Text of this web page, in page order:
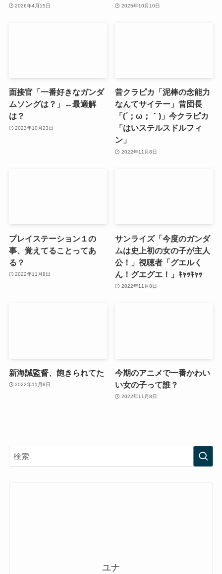
2026年4月15日 2025年10月10日
面接官「一番好きなガンダ
ムソングは？」←最適解
は？
2023年10月23日
昔クラピカ「泥棒の念能力
なんてサイテー」昔団長
「(´；ω；｀)」今クラピカ
「はいステルスドルフィ
ン」
2022年11月8日
プレイステーション１の
事、覚えてることってあ
る？
2022年11月8日
サンライズ「今度のガンダ
ムは史上初の女の子が主人
公！」視聴者「グエルく
ん！グエグエ！」ｷｬｯｷｬｯ
2022年11月8日
新海誠監督、飽きられてた
2022年11月8日
今期のアニメで一番かわい
い女の子って誰？
2022年11月8日
ユナ